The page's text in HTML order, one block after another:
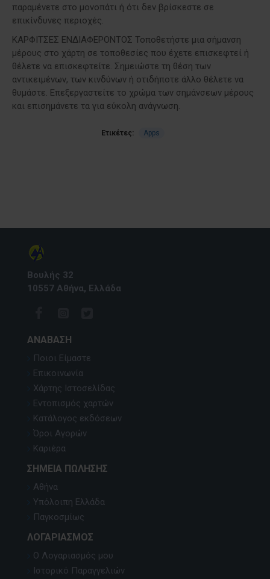
παραμένετε στο μονοπάτι ή ότι δεν βρίσκεστε σε
επικίνδυνες περιοχές.
ΚΑΡΦΙΤΣΕΣ ΕΝΔΙΑΦΕΡΟΝΤΟΣ Τοποθετήστε μια σήμανση
μέρους στο χάρτη σε τοποθεσίες που έχετε επισκεφτεί ή
θέλετε να επισκεφτείτε. Σημειώστε τη θέση των
αντικειμένων, των κινδύνων ή οτιδήποτε άλλο θέλετε να
θυμάστε. Επεξεργαστείτε το χρώμα των σημάνσεων μέρους
και επισημάνετε τα για εύκολη ανάγνωση.
Ετικέτες: Apps
Βουλής 32
10557 Αθήνα, Ελλάδα
ΑΝΆΒΑΣΗ
Ποιοι Είμαστε
Επικοινωνία
Χάρτης Ιστοσελίδας
Εντοπισμός χαρτών
Κατάλογος εκδόσεων
Όροι Αγορών
Καριέρα
ΣΗΜΕΊΑ ΠΏΛΗΣΗΣ
Αθήνα
Υπόλοιπη Ελλάδα
Παγκοσμίως
ΛΟΓΑΡΙΑΣΜΌΣ
Ο Λογαριασμός μου
Ιστορικό Παραγγελιών